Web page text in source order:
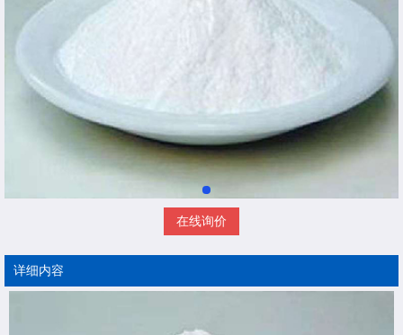
在线询价
详细内容